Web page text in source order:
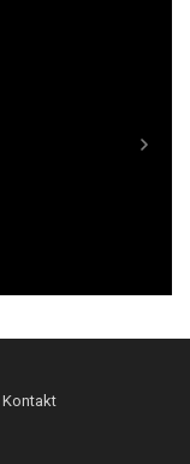
Kontakt